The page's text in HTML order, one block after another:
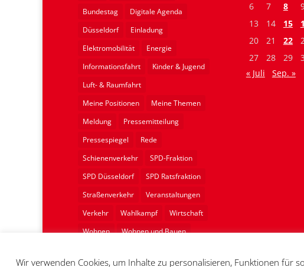
Bundestag
Digitale Agenda
Düsseldorf
Einladung
Elektromobilität
Energie
Informationsfahrt
Kinder & Jugend
Luft- & Raumfahrt
Meine Positionen
Meine Themen
Meldung
Pressemitteilung
Pressespiegel
Rede
Schienenverkehr
SPD-Fraktion
SPD Düsseldorf
SPD Ratsfraktion
Straßenverkehr
Veranstaltungen
Verkehr
Wahlkampf
Wirtschaft
Wohnen
Wohnen und Bauen
6
7 8
13
14 15
20
21 22
27
28 29
« Juli
Sep. »
Wir verwenden Cookies, um Inhalte zu personalisieren, Funktionen für